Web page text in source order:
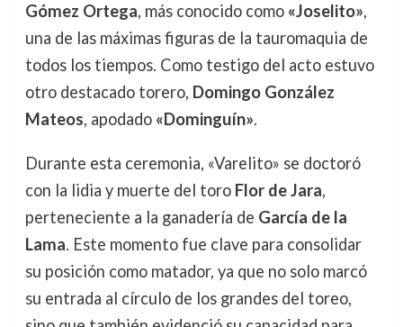
Gómez Ortega, más conocido como «Joselito»,
una de las máximas figuras de la tauromaquia de
todos los tiempos. Como testigo del acto estuvo
otro destacado torero, Domingo González
Mateos, apodado «Dominguín».
Durante esta ceremonia, «Varelito» se doctoró
con la lidia y muerte del toro Flor de Jara,
perteneciente a la ganadería de García de la
Lama. Este momento fue clave para consolidar
su posición como matador, ya que no solo marcó
su entrada al círculo de los grandes del toreo,